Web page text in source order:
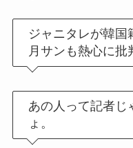
ジャニタレが韓国
月サンも熱心に批
あの人って記者じ
ょ。